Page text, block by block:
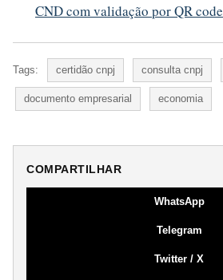
CND com validação por QR code
Tags: certidão cnpj consulta cnpj
documento empresarial economia
COMPARTILHAR
WhatsApp
Telegram
Twitter / X